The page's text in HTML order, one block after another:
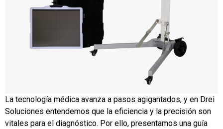
La tecnología médica avanza a pasos agigantados, y en Drei
Soluciones entendemos que la eficiencia y la precisión son
vitales para el diagnóstico. Por ello, presentamos una guía